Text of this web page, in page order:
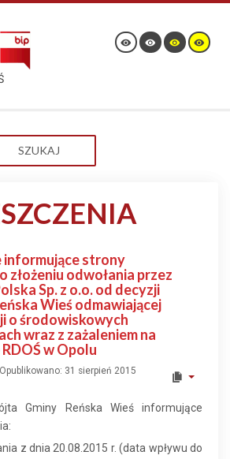
SZUKAJ
informujące strony
złożeniu odwołania przez
Sp. z o.o. od decyzji
Wieś odmawiającej
o środowiskowych
wraz z zażaleniem na
w Opolu
Opublikowano: 31 sierpień 2015
Gminy Reńska Wieś informujące
z dnia 20.08.2015 r. (data wpływu do